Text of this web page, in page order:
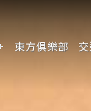
東方俱樂部